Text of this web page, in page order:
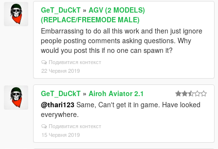
GeT_DuCkT » AGV (2 MODELS)
(REPLACE/FREEMODE MALE)
Embarrassing to do all this work and then just ignore
people posting comments asking questions. Why
would you post this if no one can spawn it?
Подивитися контекст
22 Червня 2019
GeT_DuCkT » Airoh Aviator 2.1
@thari123 Same, Can't get it in game. Have looked
everywhere.
Подивитися контекст
15 Червня 2019